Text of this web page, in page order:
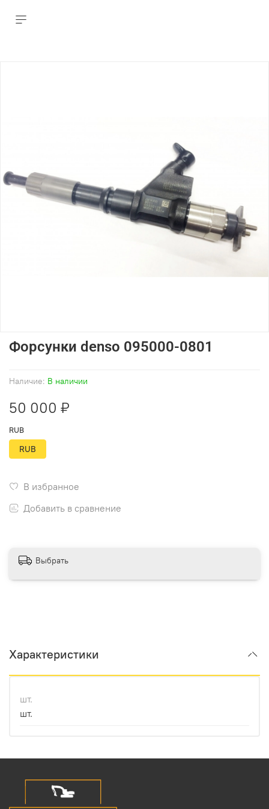
Наличие: В наличии
Форсунки denso 095000-0801
50 000 ₽
В избранное
Добавить в сравнение
RUB
RUB
Выбрать
Характеристики
шт.
шт.